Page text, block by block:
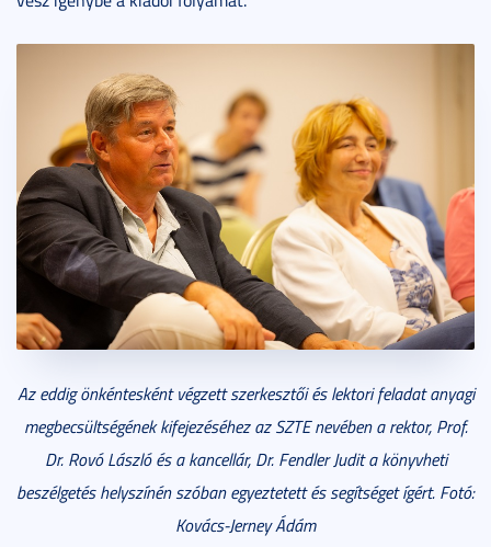
Az eddig önkéntesként végzett szerkesztői és lektori feladat anyagi
megbecsültségének kifejezéséhez az SZTE nevében a rektor, Prof.
Dr. Rovó László és a kancellár, Dr. Fendler Judit a könyvheti
beszélgetés helyszínén szóban egyeztetett és segítséget ígért. Fotó:
Kovács-Jerney Ádám